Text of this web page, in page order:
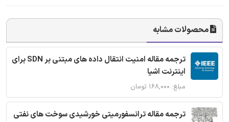
محصولات مشابه
ترجمه مقاله امنیت انتقال داده های مبتنی بر SDN برای
اینترنت اشیا
مبلغ: ۱۶۸,۰۰۰ تومان
ترجمه مقاله ترانسفورمیتی خورشیدی سوخت های نفتی